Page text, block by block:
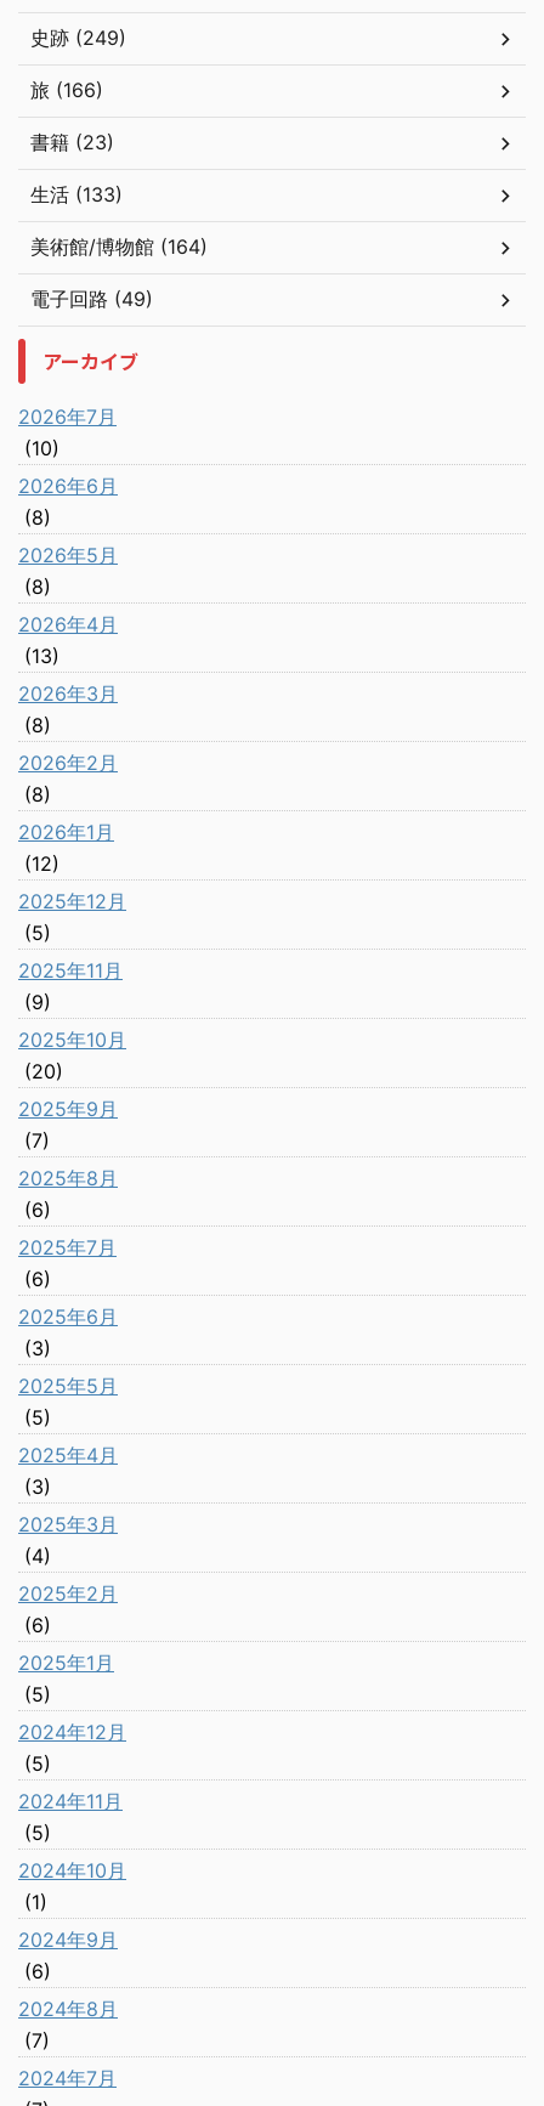
史跡 (249)
旅 (166)
書籍 (23)
生活 (133)
美術館/博物館 (164)
電子回路 (49)
アーカイブ
2026年7月
(10)
2026年6月
(8)
2026年5月
(8)
2026年4月
(13)
2026年3月
(8)
2026年2月
(8)
2026年1月
(12)
2025年12月
(5)
2025年11月
(9)
2025年10月
(20)
2025年9月
(7)
2025年8月
(6)
2025年7月
(6)
2025年6月
(3)
2025年5月
(5)
2025年4月
(3)
2025年3月
(4)
2025年2月
(6)
2025年1月
(5)
2024年12月
(5)
2024年11月
(5)
2024年10月
(1)
2024年9月
(6)
2024年8月
(7)
2024年7月